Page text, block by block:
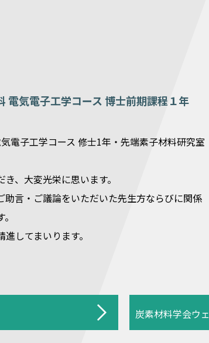
電気電子工学コース 博士前期課程１年
電子工学コース 修士1年・先端素子材料研究室
、大変光栄に思います。
言・ご議論をいただいた先生方ならびに関係
してまいります。
炭素材料学会ウ